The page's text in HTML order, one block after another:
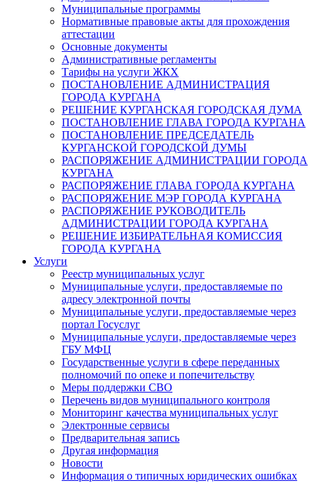
Муниципальные программы
Нормативные правовые акты для прохождения
аттестации
Основные документы
Административные регламенты
Тарифы на услуги ЖКХ
ПОСТАНОВЛЕНИЕ АДМИНИСТРАЦИЯ
ГОРОДА КУРГАНА
РЕШЕНИЕ КУРГАНСКАЯ ГОРОДСКАЯ ДУМА
ПОСТАНОВЛЕНИЕ ГЛАВА ГОРОДА КУРГАНА
ПОСТАНОВЛЕНИЕ ПРЕДСЕДАТЕЛЬ
КУРГАНСКОЙ ГОРОДСКОЙ ДУМЫ
РАСПОРЯЖЕНИЕ АДМИНИСТРАЦИИ ГОРОДА
КУРГАНА
РАСПОРЯЖЕНИЕ ГЛАВА ГОРОДА КУРГАНА
РАСПОРЯЖЕНИЕ МЭР ГОРОДА КУРГАНА
РАСПОРЯЖЕНИЕ РУКОВОДИТЕЛЬ
АДМИНИСТРАЦИИ ГОРОДА КУРГАНА
РЕШЕНИЕ ИЗБИРАТЕЛЬНАЯ КОМИССИЯ
ГОРОДА КУРГАНА
Услуги
Реестр муниципальных услуг
Муниципальные услуги, предоставляемые по
адресу электронной почты
Муниципальные услуги, предоставляемые через
портал Госуслуг
Муниципальные услуги, предоставляемые через
ГБУ МФЦ
Государственные услуги в сфере переданных
полномочий по опеке и попечительству
Меры поддержки СВО
Перечень видов муниципального контроля
Мониторинг качества муниципальных услуг
Электронные сервисы
Предварительная запись
Другая информация
Новости
Информация о типичных юридических ошибках